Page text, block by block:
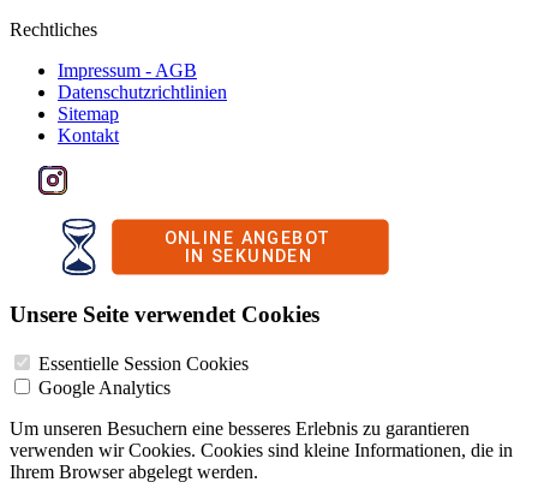
Rechtliches
Impressum - AGB
Datenschutzrichtlinien
Sitemap
Kontakt
Unsere Seite verwendet Cookies
Essentielle Session Cookies
Google Analytics
Um unseren Besuchern eine besseres Erlebnis zu garantieren
verwenden wir Cookies. Cookies sind kleine Informationen, die in
Ihrem Browser abgelegt werden.